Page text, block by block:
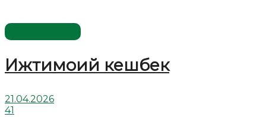
Ижтимоий кешбек
21.04.2026
41